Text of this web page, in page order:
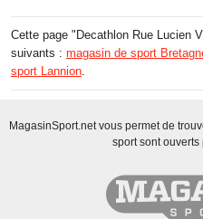
Cette page "Decathlon Rue Lucien
suivants : magasin de sport
sport Lannion.
MagasinSport.net vous permet de
sport sont